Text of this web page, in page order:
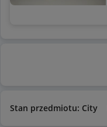
Stan przedmiotu: City